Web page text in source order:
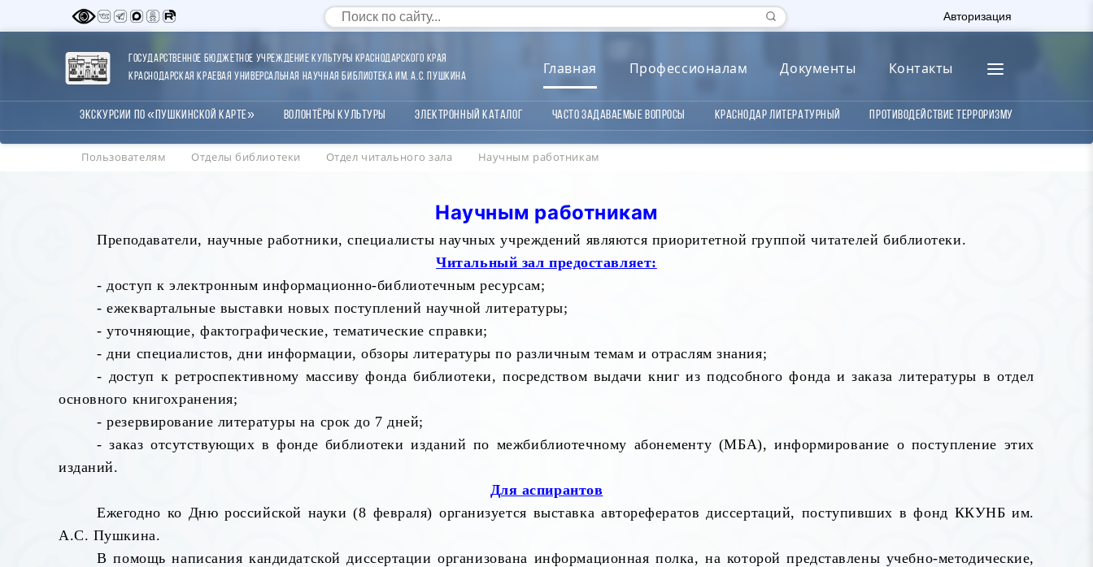
Авторизация
Государственное бюджетное учреждение культуры Краснодарского края
Краснодарская краевая универсальная научная библиотека им. А.С. Пушкина
Главная Профессионалам Документы Контакты
Экскурсии по «Пушкинской карте» Волонтёры Культуры Электронный каталог Часто задаваемые вопросы Краснодар литературный Противодействие терроризму
Пользователям Отделы библиотеки Отдел читального зала Научным работникам
Научным работникам
Преподаватели, научные работники, специалисты научных учреждений являются приоритетной группой читателей библиотеки.
Читальный зал предоставляет:
- доступ к электронным информационно-библиотечным ресурсам;
- ежеквартальные выставки новых поступлений научной литературы;
- уточняющие, фактографические, тематические справки;
- дни специалистов, дни информации, обзоры литературы по различным темам и отраслям знания;
- доступ к ретроспективному массиву фонда библиотеки, посредством выдачи книг из подсобного фонда и заказа литературы в отдел
основного книгохранения;
- резервирование литературы на срок до 7 дней;
- заказ отсутствующих в фонде библиотеки изданий по межбиблиотечному абонементу (МБА), информирование о поступление этих
изданий.
Для аспирантов
Ежегодно ко Дню российской науки (8 февраля) организуется выставка авторефератов диссертаций, поступивших в фонд ККУНБ им.
А.С. Пушкина.
В помощь написания кандидатской диссертации организована информационная полка, на которой представлены учебно-методические,